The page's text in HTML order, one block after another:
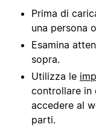
Prima di
una persona
Esamina
sopra.
Utilizza le
controllare in
accedere al
parti.